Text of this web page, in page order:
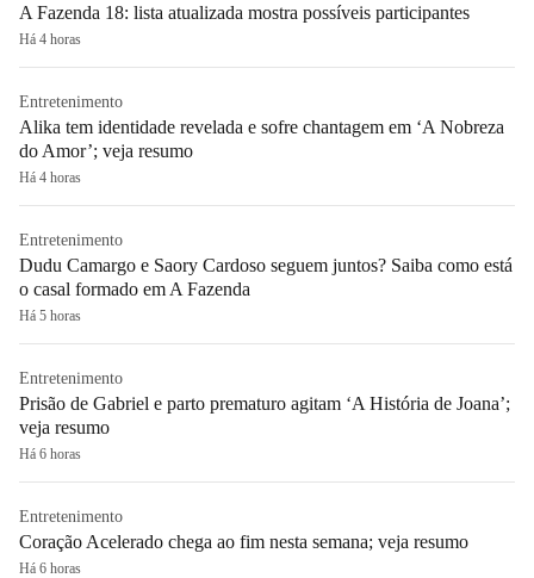
A Fazenda 18: lista atualizada mostra possíveis participantes
Há 4 horas
Entretenimento
Alika tem identidade revelada e sofre chantagem em ‘A Nobreza
do Amor’; veja resumo
Há 4 horas
Entretenimento
Dudu Camargo e Saory Cardoso seguem juntos? Saiba como está
o casal formado em A Fazenda
Há 5 horas
Entretenimento
Prisão de Gabriel e parto prematuro agitam ‘A História de Joana’;
veja resumo
Há 6 horas
Entretenimento
Coração Acelerado chega ao fim nesta semana; veja resumo
Há 6 horas